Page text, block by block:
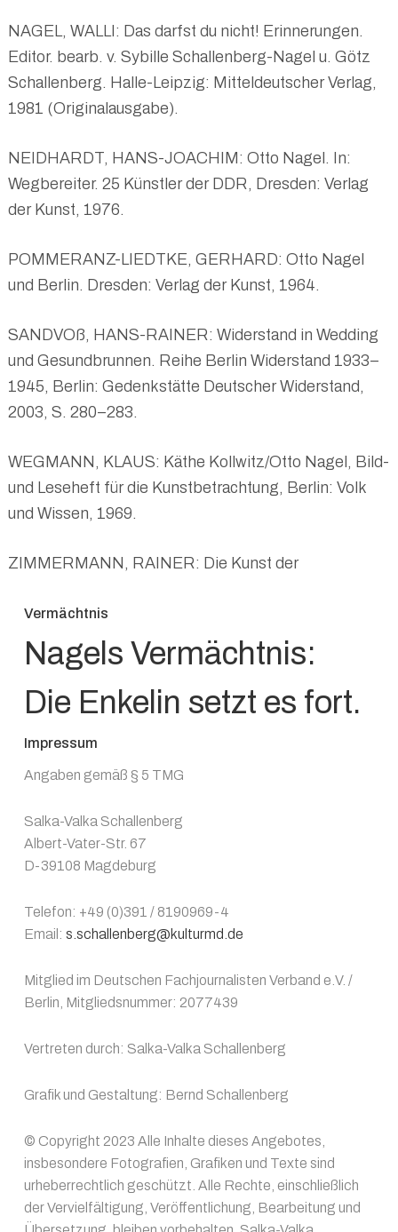
NAGEL, WALLI: Das darfst du nicht! Erinnerungen.
Editor. bearb. v. Sybille Schallenberg-Nagel u. Götz
Schallenberg. Halle-Leipzig: Mitteldeutscher Verlag,
1981 (Originalausgabe).
NEIDHARDT, HANS-JOACHIM: Otto Nagel. In:
Wegbereiter. 25 Künstler der DDR, Dresden: Verlag
der Kunst, 1976.
POMMERANZ-LIEDTKE, GERHARD: Otto Nagel
und Berlin. Dresden: Verlag der Kunst, 1964.
SANDVOß, HANS-RAINER: Widerstand in Wedding
und Gesundbrunnen. Reihe Berlin Widerstand 1933–
1945, Berlin: Gedenkstätte Deutscher Widerstand,
2003, S. 280–283.
WEGMANN, KLAUS: Käthe Kollwitz/Otto Nagel, Bild-
und Leseheft für die Kunstbetrachtung, Berlin: Volk
und Wissen, 1969.
ZIMMERMANN, RAINER: Die Kunst der
expressiven Realismus von 1925–1975. Düsseldorf-
Wien: Econ Verlag 1980.
Vermächtnis
Nagels Vermächtnis:
Die Enkelin setzt es fort.
Impressum
Angaben gemäß § 5 TMG
Salka-Valka Schallenberg
Albert-Vater-Str. 67
D-39108 Magdeburg
Telefon: +49 (0)391 / 8190969-4
Email: s.schallenberg@kulturmd.de
Mitglied im Deutschen Fachjournalisten Verband e.V. /
Berlin, Mitgliedsnummer: 2077439
Vertreten durch: Salka-Valka Schallenberg
Grafik und Gestaltung: Bernd Schallenberg
© Copyright 2023 Alle Inhalte dieses Angebotes,
insbesondere Fotografien, Grafiken und Texte sind
urheberrechtlich geschützt. Alle Rechte, einschließlich
der Vervielfältigung, Veröffentlichung, Bearbeitung und